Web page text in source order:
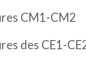
CM1-CM2
des CE1-